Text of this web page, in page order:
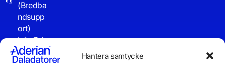
Hantera samtycke
(Bredba
ndsupp
ort)
info@d
aladator
er.se